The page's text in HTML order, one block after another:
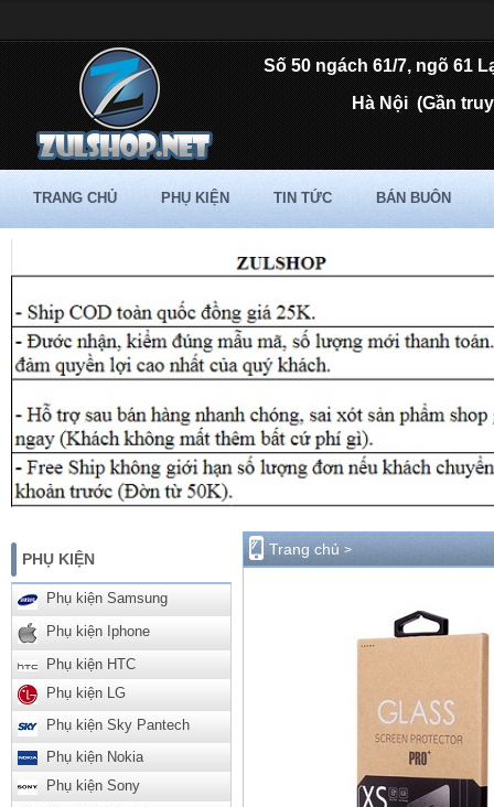
Số 50 ngách 61/7, ngõ 61
Hà Nội (Gần
TRANG CHỦ PHỤ KIỆN TIN TỨC BÁN BUÔN
PHỤ KIỆN
Phụ kiện Samsung
Phụ kiện Iphone
Phụ kiện HTC
Phụ kiện LG
Phụ kiện Sky Pantech
Phụ kiện Nokia
Phụ kiện Sony
Trang chủ >